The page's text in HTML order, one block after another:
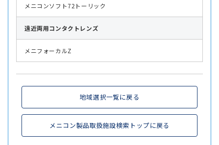
メニコンソフト72トーリック
遠近両用コンタクトレンズ
メニフォーカルZ
地域選択一覧に戻る
メニコン製品取扱施設検索トップに戻る